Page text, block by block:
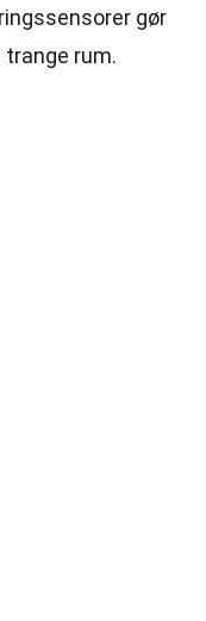
gør
rum.